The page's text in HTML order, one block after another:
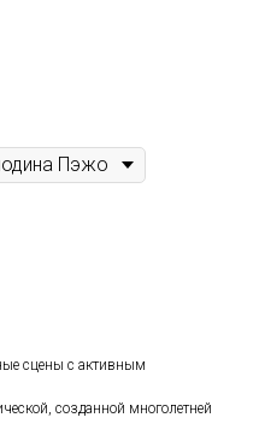
сцены с активным
созданной многолетней